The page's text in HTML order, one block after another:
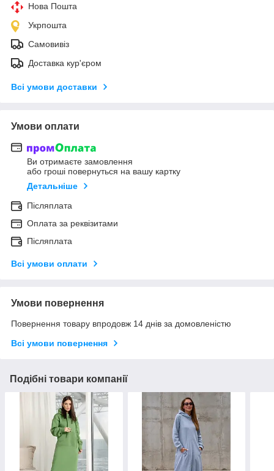
Нова Пошта
Укрпошта
Самовивіз
Доставка кур'єром
Всі умови доставки
Умови оплати
Ви отримаєте замовлення
або гроші повернуться на вашу картку
Детальніше
Післяплата
Оплата за реквізитами
Післяплата
Всі умови оплати
Умови повернення
Повернення товару впродовж 14 днів за домовленістю
Всі умови повернення
Подібні товари компанії